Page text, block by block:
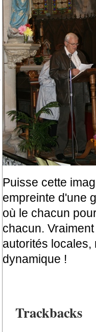
Puisse cette
empreinte d'une
où le chacun
chacun.
autorités
dynamique !
Trackbacks